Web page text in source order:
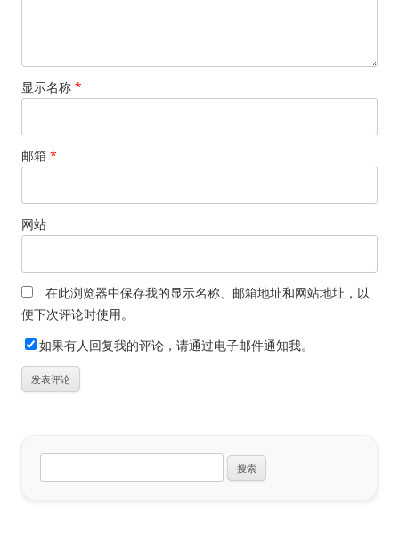
显示名称 *
邮箱 *
网站
在此浏览器中保存我的显示名称、邮箱地址和网站地址，以
便下次评论时使用。
如果有人回复我的评论，请通过电子邮件通知我。
索：